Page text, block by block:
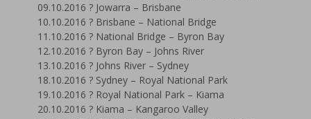
09.10.2016 ? Jowarra – Brisbane
10.10.2016 ? Brisbane – National Bridge
11.10.2016 ? National Bridge – Byron Bay
12.10.2016 ? Byron Bay – Johns River
13.10.2016 ? Johns River – Sydney
18.10.2016 ? Sydney – Royal National Park
19.10.2016 ? Royal National Park – Kiama
20.10.2016 ? Kiama – Kangaroo Valley